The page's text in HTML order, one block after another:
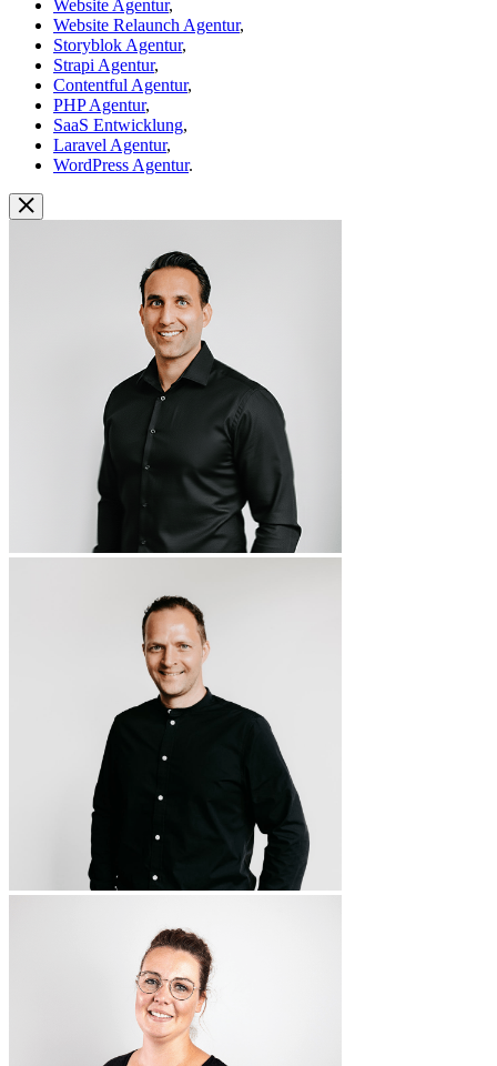
Website Agentur,
Website Relaunch Agentur,
Storyblok Agentur,
Strapi Agentur,
Contentful Agentur,
PHP Agentur,
SaaS Entwicklung,
Laravel Agentur,
WordPress Agentur.